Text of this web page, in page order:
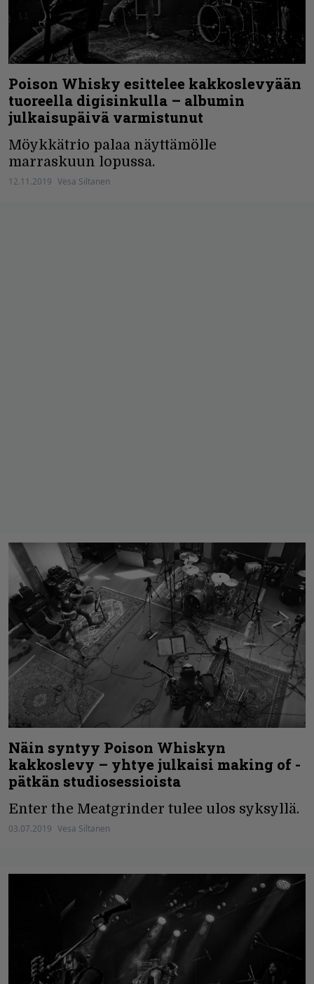
Poison Whisky esittelee kakkoslevyään
tuoreella digisinkulla – albumin
julkaisupäivä varmistunut
Möykkätrio palaa näyttämölle
marraskuun lopussa.
12.11.2019 Vesa Siltanen
Näin syntyy Poison Whiskyn
kakkoslevy – yhtye julkaisi making of -
pätkän studiosessioista
Enter the Meatgrinder tulee ulos syksyllä.
03.07.2019 Vesa Siltanen